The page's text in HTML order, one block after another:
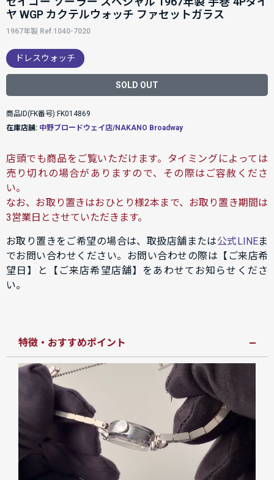
ヤ WGP カクテルウォッチ ファセットガラス
1967年製 Ref.1040-7020
ドレスウォッチ
SOLD OUT
商品ID(FK番号):FK014869
在庫店舗: 中野ブロードウェイ店/NAKANO Broadway
店頭でも商品をご覧いただけます。タイミングによっては
売り切れの場合がありますので、その際はご容赦くださ
い。
なお、お取り置きはおひとり様2本まで、お取り置き期間は
3営業日とさせていただきます。
お取り置きをご希望の場合は、取扱店舗または公式LINEま
でお問い合わせください。お問い合わせの際は【ご来店希
望日】と【ご来店希望店舗】をあわせてお知らせくださ
い。
特徴・おすすめポイント